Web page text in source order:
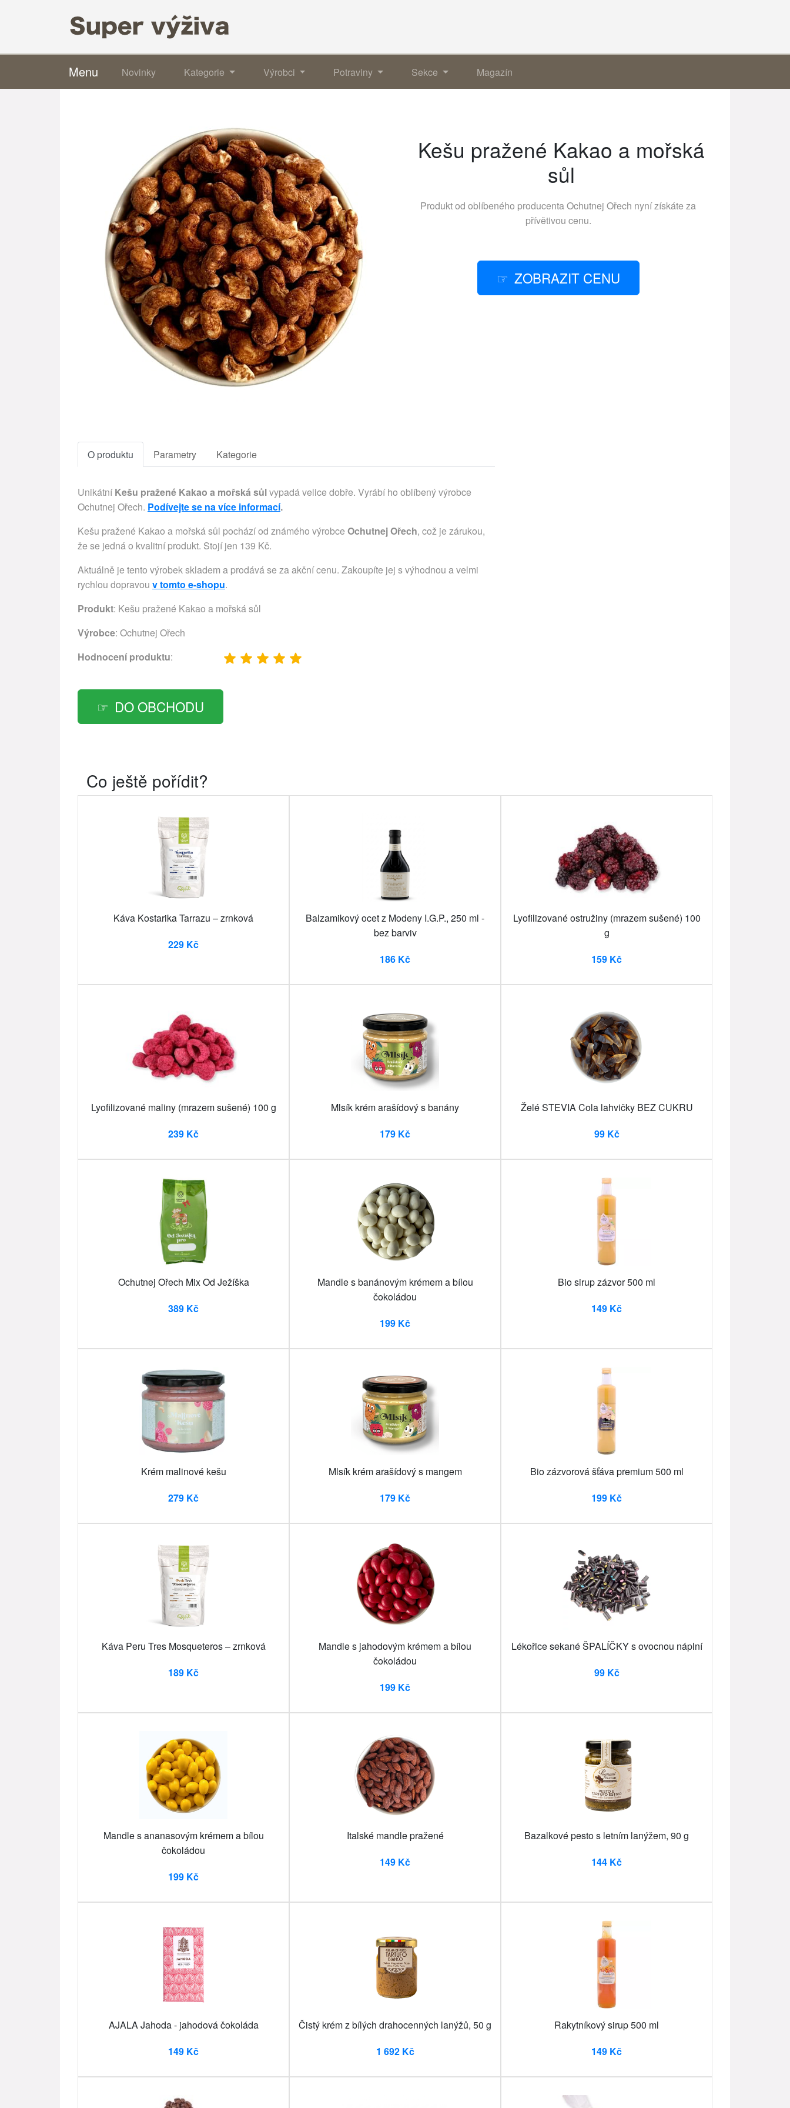
Menu Novinky Kategorie Výrobci Potraviny Sekce Magazín
Kešu pražené Kakao a mořská
sůl
Produkt od oblíbeného producentaOchutnej Ořech nyní získáte za
přívětivou cenu.
ZOBRAZIT CENU
O produktu Parametry Kategorie
UnikátníKešu pražené Kakao a mořská sůlvypadá velice dobře. Vyrábí ho oblíbený výrobce
Ochutnej Ořech. Podívejte se na více informací.
Kešu pražené Kakao a mořská sůl pochází od známého výrobce Ochutnej Ořech, což je zárukou,
že se jedná o kvalitní produkt. Stojí jen 139 Kč.
Aktuálně je tento výrobek skladem a prodává se za akční cenu. Zakoupíte jej s výhodnou a velmi
rychlou dopravou v tomto e-shopu.
Produkt: Kešu pražené Kakao a mořská sůl
Výrobce: Ochutnej Ořech
Hodnocení produktu:
DO OBCHODU
Co ještě pořídit?
Káva Kostarika Tarrazu – zrnková
229 Kč
Balzamikový ocet z Modeny I.G.P., 250 ml -
bez barviv
186 Kč
Lyofilizované ostružiny (mrazem sušené) 100
g
159 Kč
Lyofilizované maliny (mrazem sušené) 100 g
239 Kč
Mlsík krém arašídový s banány
179 Kč
Želé STEVIA Cola lahvičky BEZ CUKRU
99 Kč
Ochutnej Ořech Mix Od Ježíška
389 Kč
Mandle s banánovým krémem a bílou
čokoládou
199 Kč
Bio sirup zázvor 500 ml
149 Kč
Krém malinové kešu
279 Kč
Mlsík krém arašídový s mangem
179 Kč
Bio zázvorová šťáva premium 500 ml
199 Kč
Káva Peru Tres Mosqueteros – zrnková
189 Kč
Mandle s jahodovým krémem a bílou
čokoládou
199 Kč
Lékořice sekané ŠPALÍČKY s ovocnou náplní
99 Kč
Mandle s ananasovým krémem a bílou
čokoládou
199 Kč
Italské mandle pražené
149 Kč
Bazalkové pesto s letním lanýžem, 90 g
144 Kč
AJALA Jahoda - jahodová čokoláda
149 Kč
Čistý krém z bílých drahocenných lanýžů, 50 g
1 692 Kč
Rakytníkový sirup 500 ml
149 Kč